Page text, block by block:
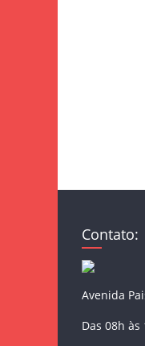
Contato:
Avenida
Das 08h